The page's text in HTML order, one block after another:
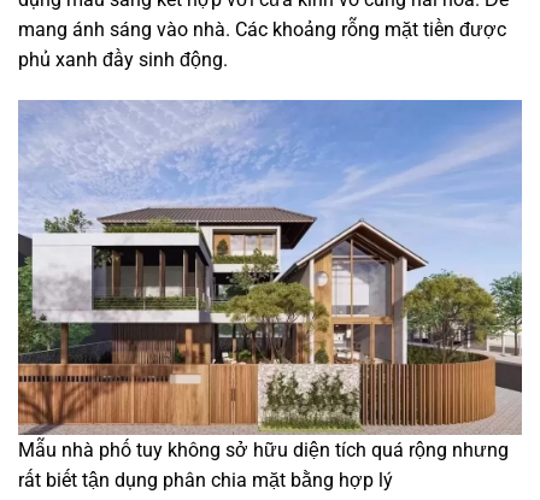
mang ánh sáng vào nhà. Các khoảng rỗng mặt tiền được
phủ xanh đầy sinh động.
Mẫu nhà phố tuy không sở hữu diện tích quá rộng nhưng
rất biết tận dụng phân chia mặt bằng hợp lý